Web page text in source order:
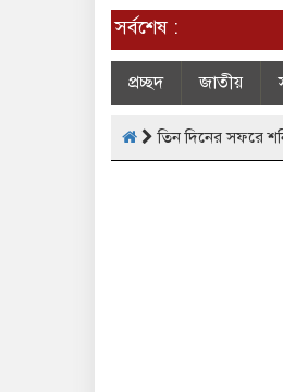
সর্বশেষ :
প্রচ্ছদ জাতীয়
তিন দিনের সফরে